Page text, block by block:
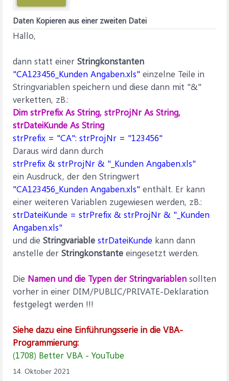
Daten Kopieren aus einer zweiten Datei
Hallo,
dann statt einer Stringkonstanten
"CA123456_Kunden Angaben.xls" einzelne Teile in
Stringvariablen speichern und diese dann mit "&"
verketten, zB.:
Dim strPrefix As String, strProjNr As String,
strDateiKunde As String
strPrefix = "CA": strProjNr = "123456"
Daraus wird dann durch
strPrefix & strProjNr & "_Kunden Angaben.xls"
ein Ausdruck, der den Stringwert
"CA123456_Kunden Angaben.xls" enthält. Er kann
einer weiteren Variablen zugewiesen werden, zB.:
strDateiKunde = strPrefix & strProjNr & "_Kunden
Angaben.xls"
und die Stringvariable strDateiKunde kann dann
anstelle der Stringkonstante eingesetzt werden.
Die Namen und die Typen der Stringvariablen sollten
vorher in einer DIM/PUBLIC/PRIVATE-Deklaration
festgelegt werden !!!
Siehe dazu eine Einführungsserie in die VBA-
Programmierung:
(1708) Better VBA - YouTube
14. Oktober 2021